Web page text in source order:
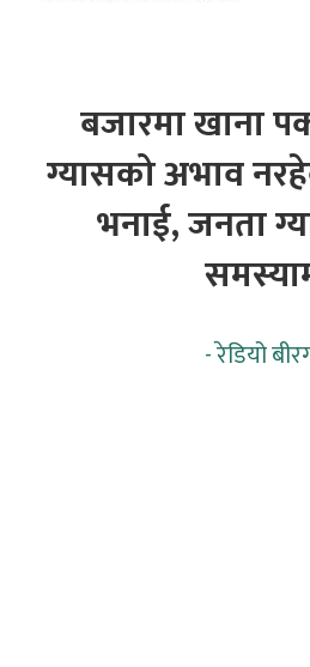
बजारमा खाना
ग्यासको अभाव
भनाई, जनता
-रेडियो